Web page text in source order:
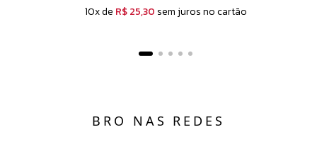
10x de R$ 25,30 sem juros no cartão
BRO NAS REDES